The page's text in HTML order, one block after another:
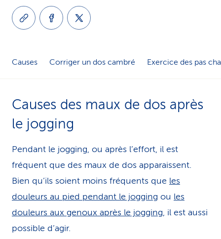
e
Causes Corriger un dos cambré Exercice des pas
Causes des maux de dos après
le jogging
Pendant le jogging, ou après l’effort, il est
fréquent que des maux de dos apparaissent.
Bien qu’ils soient moins fréquents que les
douleurs au pied pendant le jogging ou les
douleurs aux genoux après le jogging, il est aussi
possible d’agir.